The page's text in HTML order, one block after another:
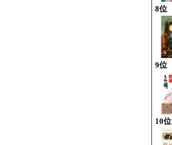
8位
9位
10位